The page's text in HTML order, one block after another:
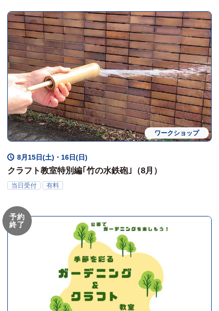
ワークショップ
8月15日(土)・16日(日)
クラフト教室特別編｢竹の水鉄砲｣（8月）
当日受付 有料
予約
終了